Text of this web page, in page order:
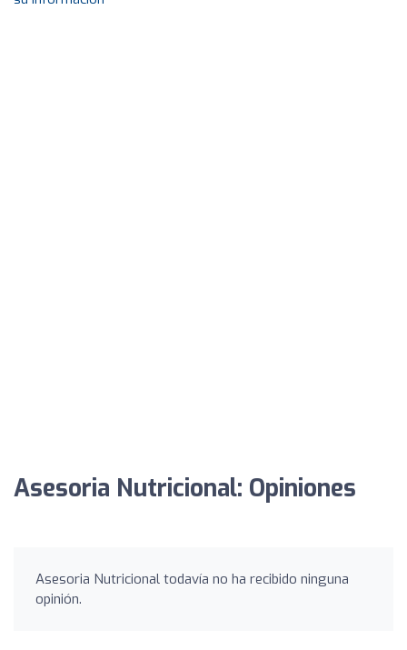
Asesoria Nutricional: Opiniones
Asesoria Nutricional todavía no ha recibido ninguna
opinión.